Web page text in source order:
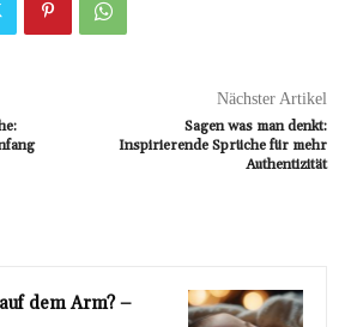
Nächster Artikel
Sagen was man denkt:
Inspirierende Sprüche für mehr
Authentizität
dem Arm? –